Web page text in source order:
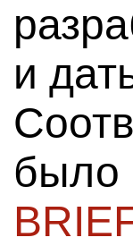
и
было